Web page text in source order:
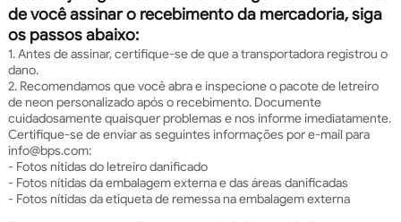
de você assinar o recebimento da mercadoria, siga
os passos abaixo:
1. Antes de assinar, certifique-se de que a transportadora registrou o
dano.
2. Recomendamos que você abra e inspecione o pacote de letreiro
de neon personalizado após o recebimento. Documente
cuidadosamente quaisquer problemas e nos informe imediatamente.
Certifique-se de enviar as seguintes informações por e-mail para
info@bps.com:
- Fotos nítidas do letreiro danificado
- Fotos nítidas da embalagem externa e das áreas danificadas
- Fotos nítidas da etiqueta de remessa na embalagem externa